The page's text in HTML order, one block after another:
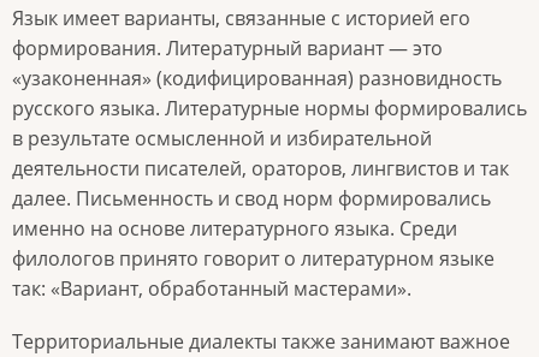
Язык имеет варианты, связанные с историей его
формирования. Литературный вариант — это
«узаконенная» (кодифицированная) разновидность
русского языка. Литературные нормы формировались
в результате осмысленной и избирательной
деятельности писателей, ораторов, лингвистов и так
далее. Письменность и свод норм формировались
именно на основе литературного языка. Среди
филологов принято говорит о литературном языке
так: «Вариант, обработанный мастерами».
Территориальные диалекты также занимают важное